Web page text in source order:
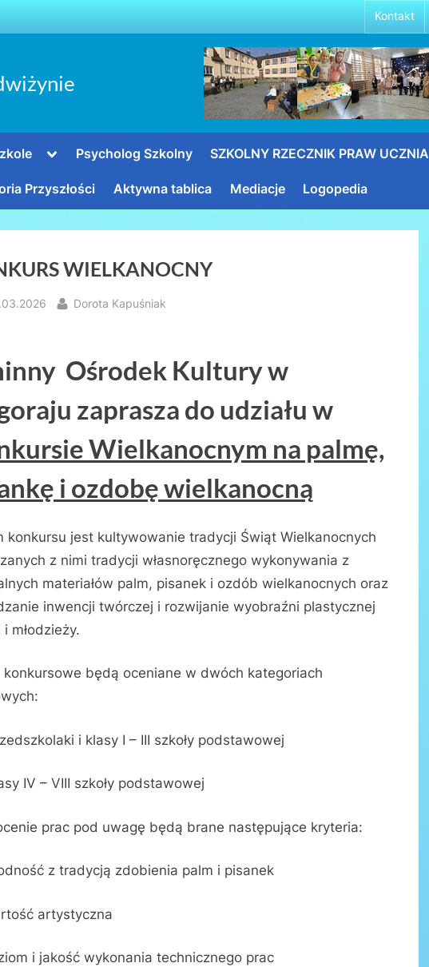
Kontakt
TogglePsycholog Szkolny SZKOLNY RZECZNIK PRAW UCZNIA
Przyszłości Aktywna tablica Mediacje Logopedia
WIELKANOCNY
By
Dorota Kapuśniak
Ośrodek Kultury w
zaprasza do udziału w
Wielkanocnym na palmę,
i ozdobę wielkanocną
konkursu jest kultywowanie tradycji Świąt Wielkanocnych
z nimi tradycji własnoręcznego wykonywania z
materiałów palm, pisanek i ozdób wielkanocnych oraz
inwencji twórczej i rozwijanie wyobraźni plastycznej
młodzieży.
konkursowe będą oceniane w dwóch kategoriach
i klasy I – III szkoły podstawowej
IV – VIII szkoły podstawowej
prac pod uwagę będą brane następujące kryteria:
z tradycją zdobienia palm i pisanek
artystyczna
i jakość wykonania technicznego prac